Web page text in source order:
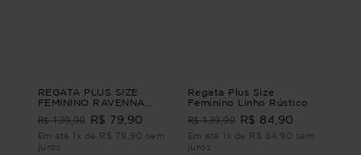
REGATA PLUS SIZE
FEMININO RAVENNA
Preto G4 - 54
R$ 139,90 R$ 79,90
Em até 1x de R$ 79,90 sem
juros
Regata Plus Size
Feminino Linho Rústico
R$ 139,90 R$ 84,90
Em até 1x de R$ 84,90 sem
juros